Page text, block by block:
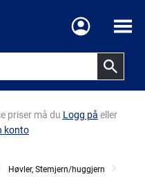
Meny
priser må du Logg på eller
konto
Høvler, Stemjern/huggjern